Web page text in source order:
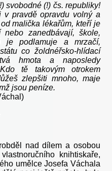
svobodné (!) čs. republiky!
pravdě opravdu volný a
malička lékařům, kteří je
zanedbávají, škole,
podlamuje a mrzačí,
co žoldnéřsko-hlídací
hmota a naposledy
tě takovým otrokem
zlepšiti mnoho, maje
jsou peníze.
nad dílem a osobou
knihtiskaře,
umělce Josefa Váchala